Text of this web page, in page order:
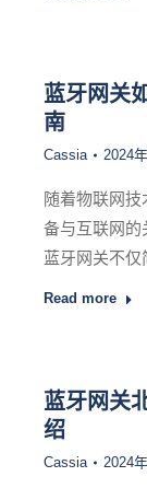
蓝牙网关
南
Cassia 2024
随着物联网
备与互联网的
蓝牙网关不
Read more
蓝牙网关
绍
Cassia 2024